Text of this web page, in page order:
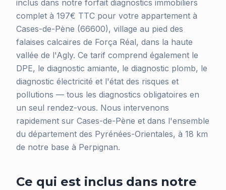
inclus dans notre forfait diagnostics immobiliers
complet à 197€ TTC pour votre appartement à
Cases-de-Pène (66600), village au pied des
falaises calcaires de Força Réal, dans la haute
vallée de l'Agly. Ce tarif comprend également le
DPE, le diagnostic amiante, le diagnostic plomb, le
diagnostic électricité et l'état des risques et
pollutions — tous les diagnostics obligatoires en
un seul rendez-vous. Nous intervenons
rapidement sur Cases-de-Pène et dans l'ensemble
du département des Pyrénées-Orientales, à 18 km
de notre base à Perpignan.
Ce qui est inclus dans notre